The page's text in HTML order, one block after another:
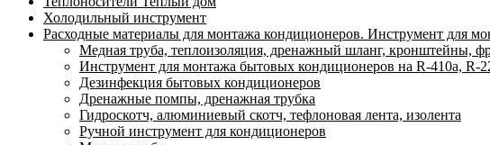
Холодильный инструмент
Расходные материалы для монтажа кондиционеров. Инструмент для
Медная труба, теплоизоляция, дренажный шланг, кронштейны,
Инструмент для монтажа бытовых кондиционеров на R-410а, R-
Дезинфекция бытовых кондиционеров
Дренажные помпы, дренажная трубка
Гидроскотч, алюминиевый скотч, тефлоновая лента, изолента
Ручной инструмент для кондиционеров